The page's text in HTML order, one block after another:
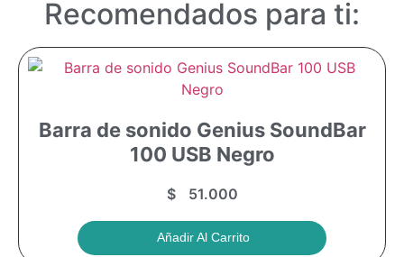
Recomendados para ti:
Barra de sonido Genius SoundBar
100 USB Negro
$51.000
Añadir Al Carrito